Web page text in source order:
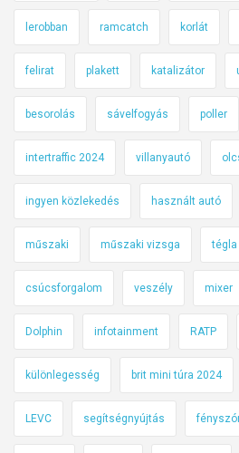
lerobban ramcatch korlát
felirat plakett katalizátor
besorolás sávelfogyás poller
intertraffic 2024 villanyautó
ingyen közlekedés használt autó
műszaki műszaki vizsga tégla
csúcsforgalom veszély mixer
Dolphin infotainment RATP
különlegesség brit mini túra 2024
LEVC segítségnyújtás